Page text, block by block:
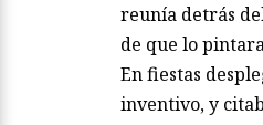
reunía detrás
de que lo
En fiestas
inventivo, y